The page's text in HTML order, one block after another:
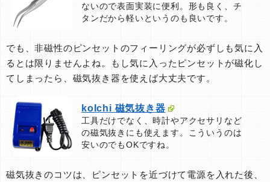
ないので表面実装に便利。形も良く、チ
タンだから軽いというのも良いです。
でも、非磁性のピンセットのフィーリングが必ずしも気に入
るとは限りませんよね。もし気に入ったピンセットが磁化し
てしまったら、磁気抜き器を使えば大丈夫です。
koIchi 磁気抜き器
工具だけでなく、時計やアクセサリなど
の磁気抜きにも使えます。こういうのは
安いのでもOKですね。
磁気抜きのコツは、ピンセットを近づけて電源を入れた後、